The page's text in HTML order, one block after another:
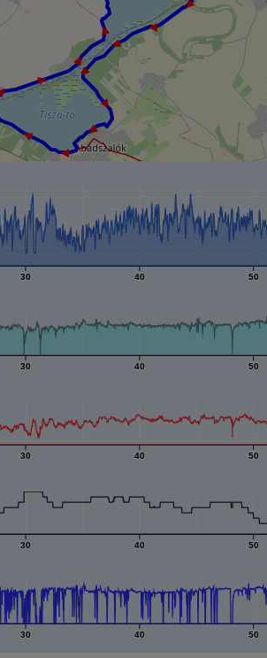
30 40 50
30 40 50
30 40 50
30 40 50
30 40 50